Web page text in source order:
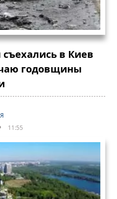
в Киев
годовщины
11:55